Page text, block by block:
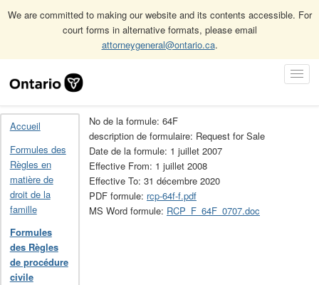
We are committed to making our website and its contents accessible. For
court forms in alternative formats, please email
attorneygeneral@ontario.ca.
Navigation
Accueil
Formules des Règles de procédure civile
Archives des formules des Règles de procédure civile (obsolète)
64F
Accueil
Formules des
Règles en
matière de
droit de la
famille
Formules
des Règles
de procédure
civile
No de la formule: 64F
description de formulaire: Request for Sale
Date de la formule: 1 juillet 2007
Effective From: 1 juillet 2008
Effective To: 31 décembre 2020
PDF formule: rcp-64f-f.pdf
MS Word formule: RCP_F_64F_0707.doc